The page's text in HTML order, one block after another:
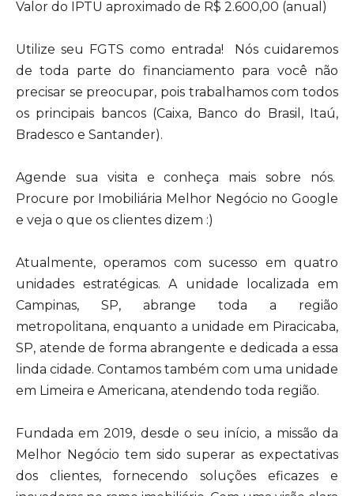
Valor do IPTU aproximado de R$ 2.600,00 (anual)
Utilize seu FGTS como entrada! Nós cuidaremos
de toda parte do financiamento para você não
precisar se preocupar, pois trabalhamos com todos
os principais bancos (Caixa, Banco do Brasil, Itaú,
Bradesco e Santander).
Agende sua visita e conheça mais sobre nós.
Procure por Imobiliária Melhor Negócio no Google
e veja o que os clientes dizem :)
Atualmente, operamos com sucesso em quatro
unidades estratégicas. A unidade localizada em
Campinas, SP, abrange toda a região
metropolitana, enquanto a unidade em Piracicaba,
SP, atende de forma abrangente e dedicada a essa
linda cidade. Contamos também com uma unidade
em Limeira e Americana, atendendo toda região.
Fundada em 2019, desde o seu início, a missão da
Melhor Negócio tem sido superar as expectativas
dos clientes, fornecendo soluções eficazes e